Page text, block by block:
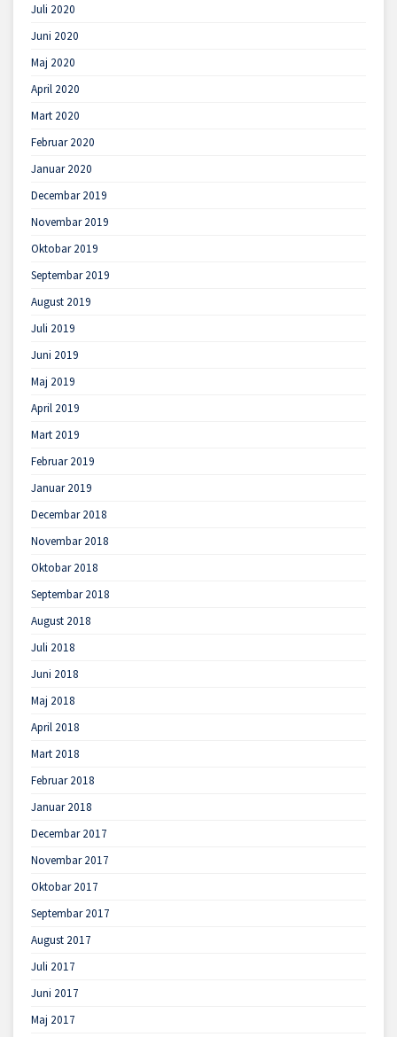
Juli 2020
Juni 2020
Maj 2020
April 2020
Mart 2020
Februar 2020
Januar 2020
Decembar 2019
Novembar 2019
Oktobar 2019
Septembar 2019
August 2019
Juli 2019
Juni 2019
Maj 2019
April 2019
Mart 2019
Februar 2019
Januar 2019
Decembar 2018
Novembar 2018
Oktobar 2018
Septembar 2018
August 2018
Juli 2018
Juni 2018
Maj 2018
April 2018
Mart 2018
Februar 2018
Januar 2018
Decembar 2017
Novembar 2017
Oktobar 2017
Septembar 2017
August 2017
Juli 2017
Juni 2017
Maj 2017